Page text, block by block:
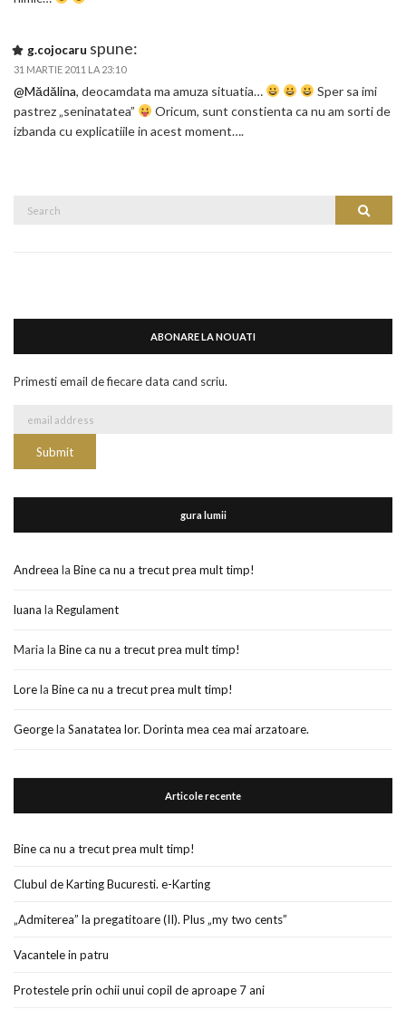
g.cojocaru spune:
31 MARTIE 2011 LA 23:10
@Mădălina, deocamdata ma amuza situatia…
Sper sa imi
pastrez „seninatatea”
Oricum, sunt constienta ca nu am sorti de
izbanda cu explicatiile in acest moment….
Search
ABONARE LA NOUATI
Primesti email de fiecare data cand scriu.
gura lumii
Andreea la Bine ca nu a trecut prea mult timp!
luana la Regulament
Maria la Bine ca nu a trecut prea mult timp!
Lorela Bine ca nu a trecut prea mult timp!
Georgela Sanatatea lor. Dorinta mea cea mai arzatoare.
Articole recente
Bine ca nu a trecut prea mult timp!
Clubul de Karting Bucuresti. e-Karting
„Admiterea” la pregatitoare (II). Plus „my two cents”
Vacantele in patru
Protestele prin ochii unui copil de aproape 7 ani